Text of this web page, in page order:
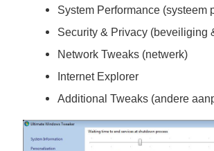
System Performance (systeem
Security & Privacy (beveiliging
Network Tweaks (netwerk)
Internet Explorer
Additional Tweaks (andere